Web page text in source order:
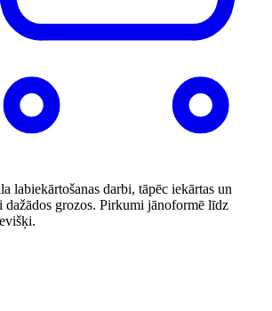
labiekārtošanas darbi, tāpēc iekārtas un
dažādos grozos. Pirkumi jānoformē līdz